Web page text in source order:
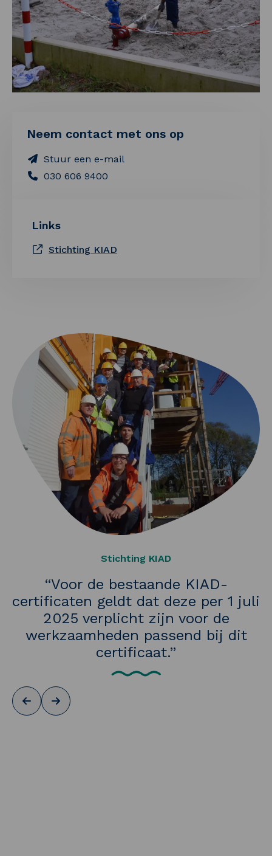
Neem contact met ons op
Stuur een e-mail
030 606 9400
Links
Stichting KIAD
Stichting KIAD
“Voor de bestaande KIAD-
certificaten geldt dat deze per 1 juli
2025 verplicht zijn voor de
werkzaamheden passend bij dit
certificaat.”